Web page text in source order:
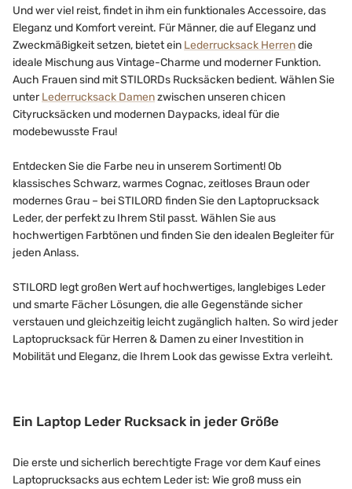
Und wer viel reist, findet in ihm ein funktionales Accessoire, das
Eleganz und Komfort vereint. Für Männer, die auf Eleganz und
Zweckmäßigkeit setzen, bietet ein Lederrucksack Herrendie
ideale Mischung aus Vintage-Charme und moderner Funktion.
Auch Frauen sind mit STILORDs Rucksäcken bedient. Wählen Sie
unterLederrucksack Damenzwischen unseren chicen
Cityrucksäcken und modernen Daypacks, ideal für die
modebewusste Frau!
Entdecken Sie die Farbe neu in unserem Sortiment! Ob
klassisches Schwarz, warmes Cognac, zeitloses Braun oder
modernes Grau – bei STILORD finden Sie den Laptoprucksack
Leder, der perfekt zu Ihrem Stil passt. Wählen Sie aus
hochwertigen Farbtönen und finden Sie den idealen Begleiter für
jeden Anlass.
STILORD legt großen Wert auf hochwertiges, langlebiges Leder
und smarte Fächer Lösungen, die alle Gegenstände sicher
verstauen und gleichzeitig leicht zugänglich halten. So wird jeder
Laptoprucksack für Herren & Damen zu einer Investition in
Mobilität und Eleganz, die Ihrem Look das gewisse Extra verleiht.
Ein Laptop Leder Rucksack in jeder Größe
Die erste und sicherlich berechtigte Frage vor dem Kauf eines
Laptoprucksacks aus echtem Leder ist: Wie groß muss ein